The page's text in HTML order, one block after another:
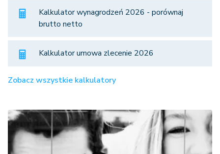
Kalkulator wynagrodzeń 2026 - porównaj
brutto netto
Kalkulator umowa zlecenie 2026
Zobacz wszystkie kalkulatory